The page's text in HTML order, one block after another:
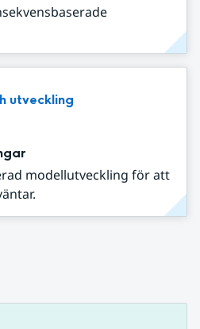
utveckling
modellutveckling för att